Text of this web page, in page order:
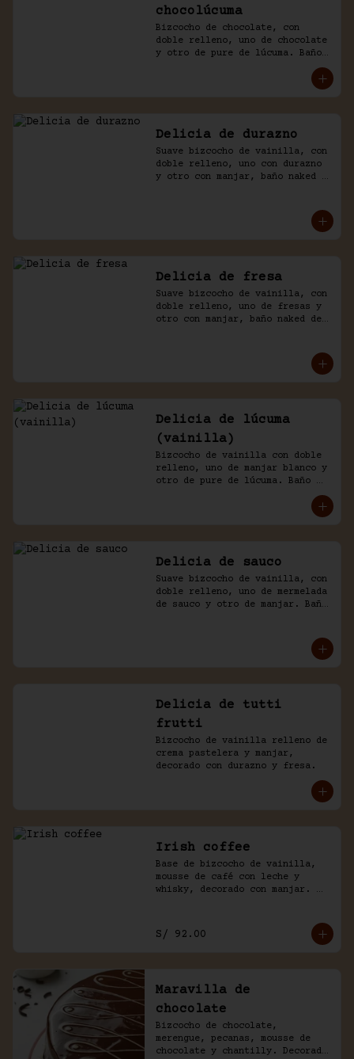
chocolúcuma
Bizcocho de chocolate, con
doble relleno, uno de chocolate
y otro de pure de lúcuma. Baño
Delicia de durazno
Suave bizcocho de vainilla, con
doble relleno, uno con durazno
y otro con manjar, baño naked
Delicia de fresa
Suave bizcocho de vainilla, con
doble relleno, uno de fresas y
otro con manjar, baño naked de
Delicia de lúcuma
(vainilla)
Bizcocho de vainilla con doble
relleno, uno de manjar blanco y
otro de pure de lúcuma. Baño
Delicia de sauco
Suave bizcocho de vainilla, con
doble relleno, uno de mermelada
de sauco y otro de manjar. Baño
Delicia de tutti
frutti
Bizcocho de vainilla relleno de
crema pastelera y manjar,
decorado con durazno y fresa.
Irish coffee
Base de bizcocho de vainilla,
mousse de café con leche y
whisky, decorado con manjar.
S/ 92.00
Maravilla de
chocolate
Bizcocho de chocolate,
merengue, pecanas, mousse de
chocolate y chantilly. Decorado